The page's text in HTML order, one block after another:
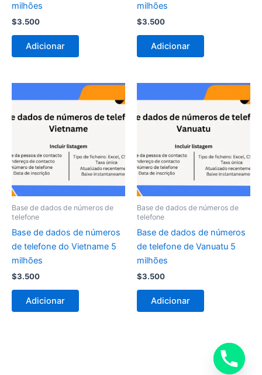
milhões
$3.500
Adicionar
milhões
$3.500
Adicionar
Base de dados de números de
telefone
Base de dados de números
de telefone do Vietname 5
milhões
$3.500
Adicionar
Base de dados de números de
telefone
Base de dados de números
de telefone de Vanuatu 5
milhões
$3.500
Adicionar